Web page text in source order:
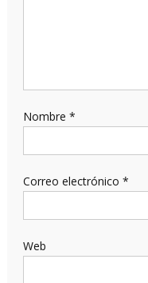
Nombre *
Correo electrónico *
Web